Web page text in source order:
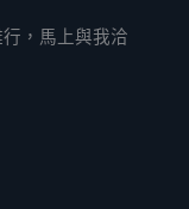
，馬上與我洽